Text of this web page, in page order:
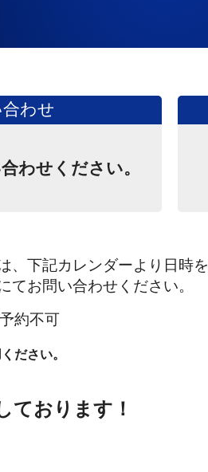
わせ
わせください。
下記カレンダーより日時を
てお問い合わせください。
約不可
ださい。
店へお任せく
ております！